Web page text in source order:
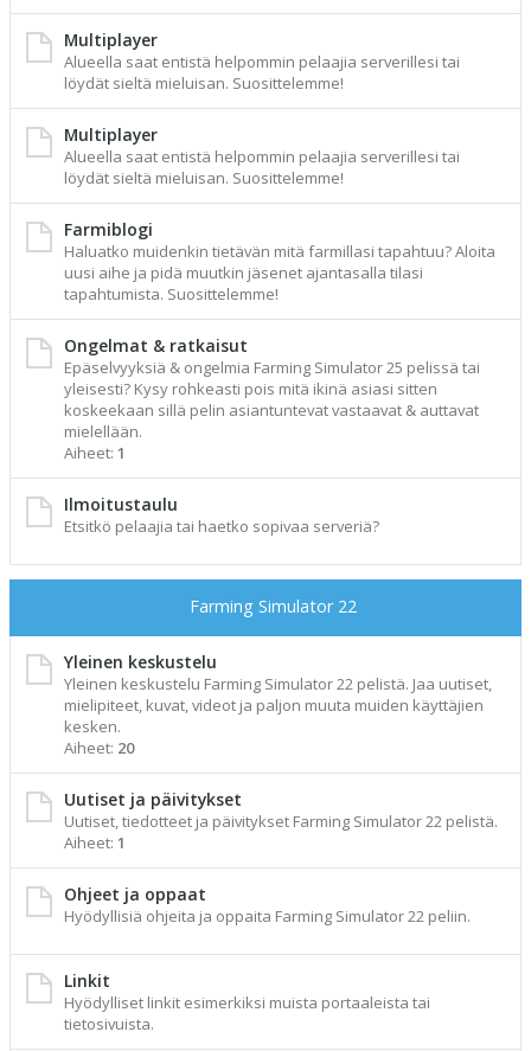
Multiplayer
Alueella saat entistä helpommin pelaajia serverillesi tai
löydät sieltä mieluisan. Suosittelemme!
Multiplayer
Alueella saat entistä helpommin pelaajia serverillesi tai
löydät sieltä mieluisan. Suosittelemme!
Farmiblogi
Haluatko muidenkin tietävän mitä farmillasi tapahtuu? Aloita
uusi aihe ja pidä muutkin jäsenet ajantasalla tilasi
tapahtumista. Suosittelemme!
Ongelmat & ratkaisut
Epäselvyyksiä & ongelmia Farming Simulator 25 pelissä tai
yleisesti? Kysy rohkeasti pois mitä ikinä asiasi sitten
koskeekaan sillä pelin asiantuntevat vastaavat & auttavat
mielellään.
Aiheet: 1
Ilmoitustaulu
Etsitkö pelaajia tai haetko sopivaa serveriä?
Farming Simulator 22
Yleinen keskustelu
Yleinen keskustelu Farming Simulator 22 pelistä. Jaa uutiset,
mielipiteet, kuvat, videot ja paljon muuta muiden käyttäjien
kesken.
Aiheet: 20
Uutiset ja päivitykset
Uutiset, tiedotteet ja päivitykset Farming Simulator 22 pelistä.
Aiheet: 1
Ohjeet ja oppaat
Hyödyllisiä ohjeita ja oppaita Farming Simulator 22 peliin.
Linkit
Hyödylliset linkit esimerkiksi muista portaaleista tai
tietosivuista.